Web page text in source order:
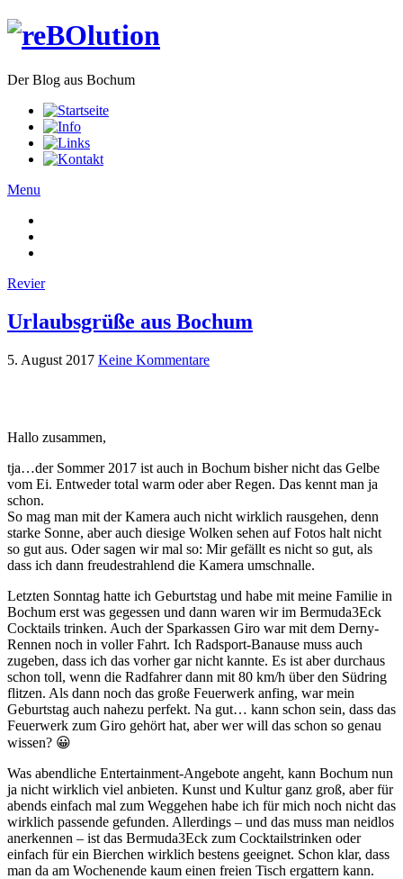
Der Blog aus Bochum
Menu
Revier
Urlaubsgrüße aus Bochum
5. August 2017 Keine Kommentare
Hallo zusammen,
tja…der Sommer 2017 ist auch in Bochum bisher nicht das Gelbe
vom Ei. Entweder total warm oder aber Regen. Das kennt man ja
schon.
So mag man mit der Kamera auch nicht wirklich rausgehen, denn
starke Sonne, aber auch diesige Wolken sehen auf Fotos halt nicht
so gut aus. Oder sagen wir mal so: Mir gefällt es nicht so gut, als
dass ich dann freudestrahlend die Kamera umschnalle.
Letzten Sonntag hatte ich Geburtstag und habe mit meine Familie in
Bochum erst was gegessen und dann waren wir im Bermuda3Eck
Cocktails trinken. Auch der Sparkassen Giro war mit dem Derny-
Rennen noch in voller Fahrt. Ich Radsport-Banause muss auch
zugeben, dass ich das vorher gar nicht kannte. Es ist aber durchaus
schon toll, wenn die Radfahrer dann mit 80 km/h über den Südring
flitzen. Als dann noch das große Feuerwerk anfing, war mein
Geburtstag auch nahezu perfekt. Na gut… kann schon sein, dass das
Feuerwerk zum Giro gehört hat, aber wer will das schon so genau
wissen? 😀
Was abendliche Entertainment-Angebote angeht, kann Bochum nun
ja nicht wirklich viel anbieten. Kunst und Kultur ganz groß, aber für
abends einfach mal zum Weggehen habe ich für mich noch nicht das
wirklich passende gefunden. Allerdings – und das muss man neidlos
anerkennen – ist das Bermuda3Eck zum Cocktailstrinken oder
einfach für ein Bierchen wirklich bestens geeignet. Schon klar, dass
man da am Wochenende kaum einen freien Tisch ergattern kann.